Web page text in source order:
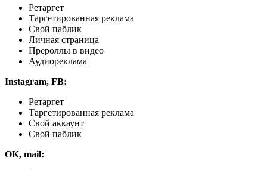
Ретаргет
Таргетированная реклама
Свой паблик
Личная страница
Прероллы в видео
Аудиореклама
Instagram, FB:
Ретаргет
Таргетированная реклама
Свой аккаунт
Свой паблик
OK, mail: